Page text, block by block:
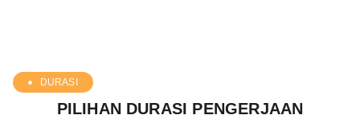
DURASI
PILIHAN DURASI PENGERJAAN